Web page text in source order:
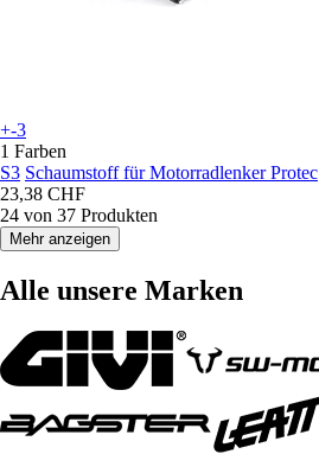
+-3
1 Farben
S3 Schaumstoff für Motorradlenker Protec
23,38 CHF
24 von 37 Produkten
Mehr anzeigen
Alle unsere Marken